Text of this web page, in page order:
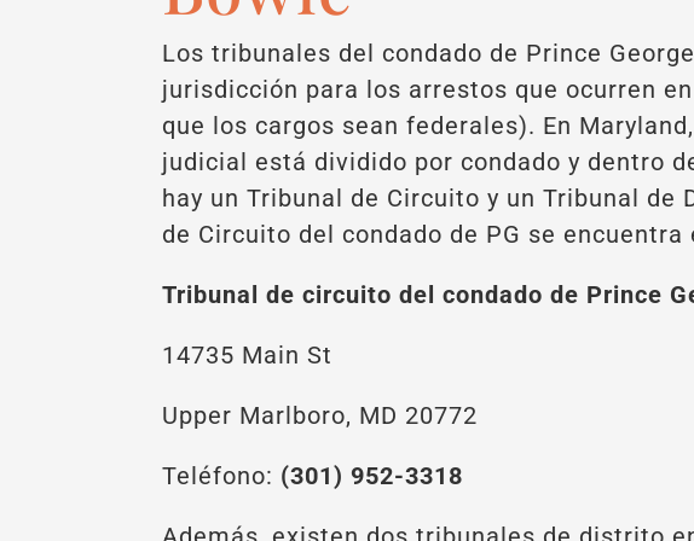
Los tribunales del condado de Prince
jurisdicción para los arrestos que ocurren
que los cargos sean federales). En
judicial está dividido por condado y dentro
hay un Tribunal de Circuito y un Tribunal de
de Circuito del condado de PG se encuentra
Tribunal de circuito del condado de Prince
14735 Main St
Upper Marlboro, MD 20772
Teléfono: (301) 952-3318